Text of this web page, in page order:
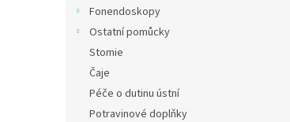
Fonendoskopy
Ostatní pomůcky
Stomie
Čaje
Péče o dutinu ústní
Potravinové doplňky